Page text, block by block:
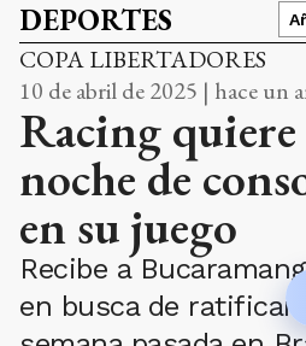
DEPORTES
COPA LIBERTADORES
10 de abril de 2025 | hace un
Racing
noche de
en su juego
Recibe a
en busca de ratificar